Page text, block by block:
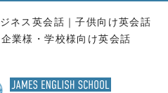
ネス英会話
子供向け英会話
企業様・学校様向け英会話